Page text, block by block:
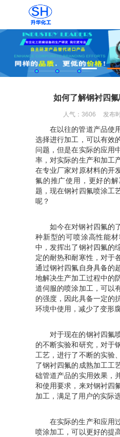
如何了解钢衬四
人气： 3606 发布
在以往的管道产品使
选择进行加工，可以有效
问题，但是在实际的应用
率，对实际的生产和加工
在专业厂家对原材料的开
氟的推广使用，更好的
题，现在钢衬四氟喷涂工
呢？
如今在对钢衬四氟的
种新型的可喷涂高性能
中，发挥出了钢衬四氟的
定的耐热和耐寒性，对于
通过钢衬四氟自身具备的
地解决生产加工过程中的
道伺服的喷涂加工，可以
的强度，因此具备一定的
环境中使用，减少了变形
对于现在的钢衬四氟
的不断实验和研究，对于
工艺，进行了不断的实验
了钢衬四氟的成熟加工工
础管道产品的实用效果，
和使用要求，来对钢衬四
加工，满足了用户的实际
在实际的生产和应用
喷涂加工，可以更好的提